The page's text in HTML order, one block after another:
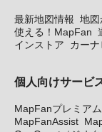
最新地図情報 地図
使える！MapFan
インストア
カー
個人向けサービ
MapFanプレミアム
MapFanAssist